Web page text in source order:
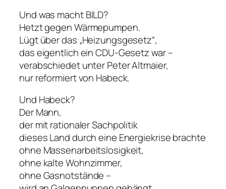
Und was macht BILD?
Hetzt gegen Wärmepumpen.
Lügt über das „Heizungsgesetz“,
das eigentlich ein CDU-Gesetz war –
verabschiedet unter Peter Altmaier,
nur reformiert von Habeck.
Und Habeck?
Der Mann,
der mit rationaler Sachpolitik
dieses Land durch eine Energiekrise brachte
ohne Massenarbeitslosigkeit,
ohne kalte Wohnzimmer,
ohne Gasnotstände –